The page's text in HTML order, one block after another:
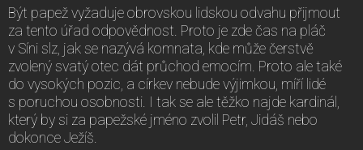
Být papež vyžaduje obrovskou lidskou odvahu přijmout
za tento úřad odpovědnost. Proto je zde čas na pláč
v Síni slz, jak se nazývá komnata, kde může čerstvě
zvolený svatý otec dát průchod emocím. Proto ale také
do vysokých pozic, a církev nebude výjimkou, míří lidé
s poruchou osobnosti. I tak se ale těžko najde kardinál,
který by si za papežské jméno zvolil Petr, Jidáš nebo
dokonce Ježíš.